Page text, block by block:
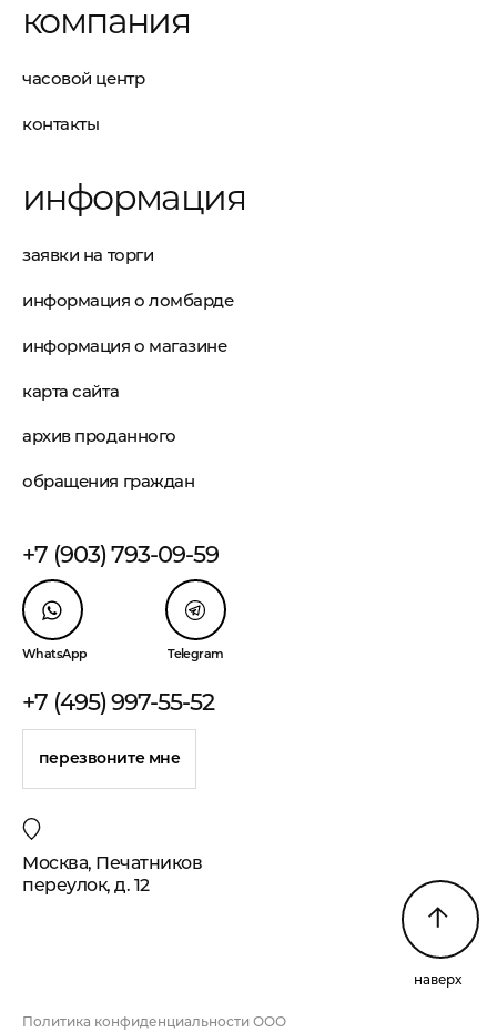
компания
часовой центр
контакты
информация
заявки на торги
информация о ломбарде
информация о магазине
карта сайта
архив проданного
обращения граждан
+7 (903) 793-09-59
WhatsApp Telegram
+7 (495) 997-55-52
перезвоните мне
Москва, Печатников
переулок, д. 12
наверх
Политика конфиденциальности ООО